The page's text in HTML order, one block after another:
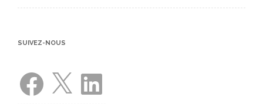
SUIVEZ-NOUS
Facebook LinkedIn